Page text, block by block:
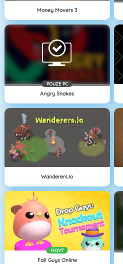
Money Movers 3
POUZE PC
Angry Snakes
Wanderers.io
NOVÝ
Fall Guys Online